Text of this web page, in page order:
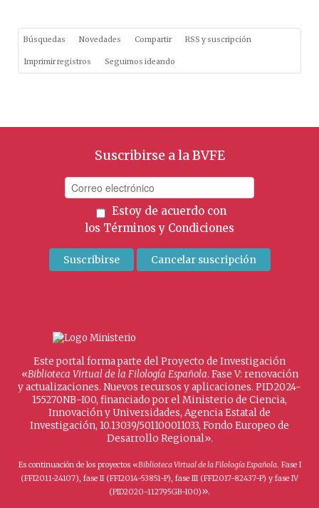
Búsquedas Novedades Compartir RSS y suscripción
Imprimir registros Seguimos ideando
Suscribirse a la BVFE
Estoy de acuerdo con
los Términos y Condiciones
Este portal forma parte del Proyecto de Investigación
«Biblioteca Virtual de la Filología Española. Fase V: renovación
y actualizaciones. Nuevos recursos y aplicaciones. PID2024-
155270NB-I00, financiado por el Ministerio de Ciencia,
Innovación y Universidades, Agencia Estatal de
Investigación, 10.13039/501100011033, Fondo Europeo de
Desarrollo Regional».
Es continuación de los proyectos «Biblioteca Virtual de la Filología Española. Fase I
(FFI2011-24107), fase II (FFI2014-53851-P), fase III (FFI2017-82437-P) y fase IV
(PID2020-112795GB-I00)».